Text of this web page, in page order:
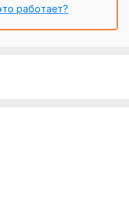
работает?